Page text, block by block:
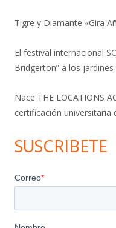
Tigre y Diamante «Gira
El festival internacional
Bridgerton” a los
Nace THE LOCATIONS
certificación universitaria
SUSCRIBETE